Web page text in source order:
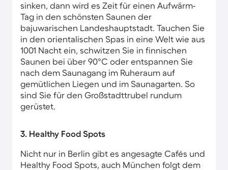
sinken, dann wird es Zeit für einen Aufwärm-
Tag in den schönsten Saunen der
bajuwarischen Landeshauptstadt. Tauchen Sie
in den orientalischen Spas in eine Welt wie aus
1001 Nacht ein, schwitzen Sie in finnischen
Saunen bei über 90°C oder entspannen Sie
nach dem Saunagang im Ruheraum auf
gemütlichen Liegen und im Saunagarten. So
sind Sie für den Großstadttrubel rundum
gerüstet.
3. Healthy Food Spots
Nicht nur in Berlin gibt es angesagte Cafés und
Healthy Food Spots, auch München folgt dem